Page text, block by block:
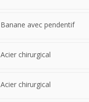
Banane avec pendentif
Acier chirurgical
Acier chirurgical